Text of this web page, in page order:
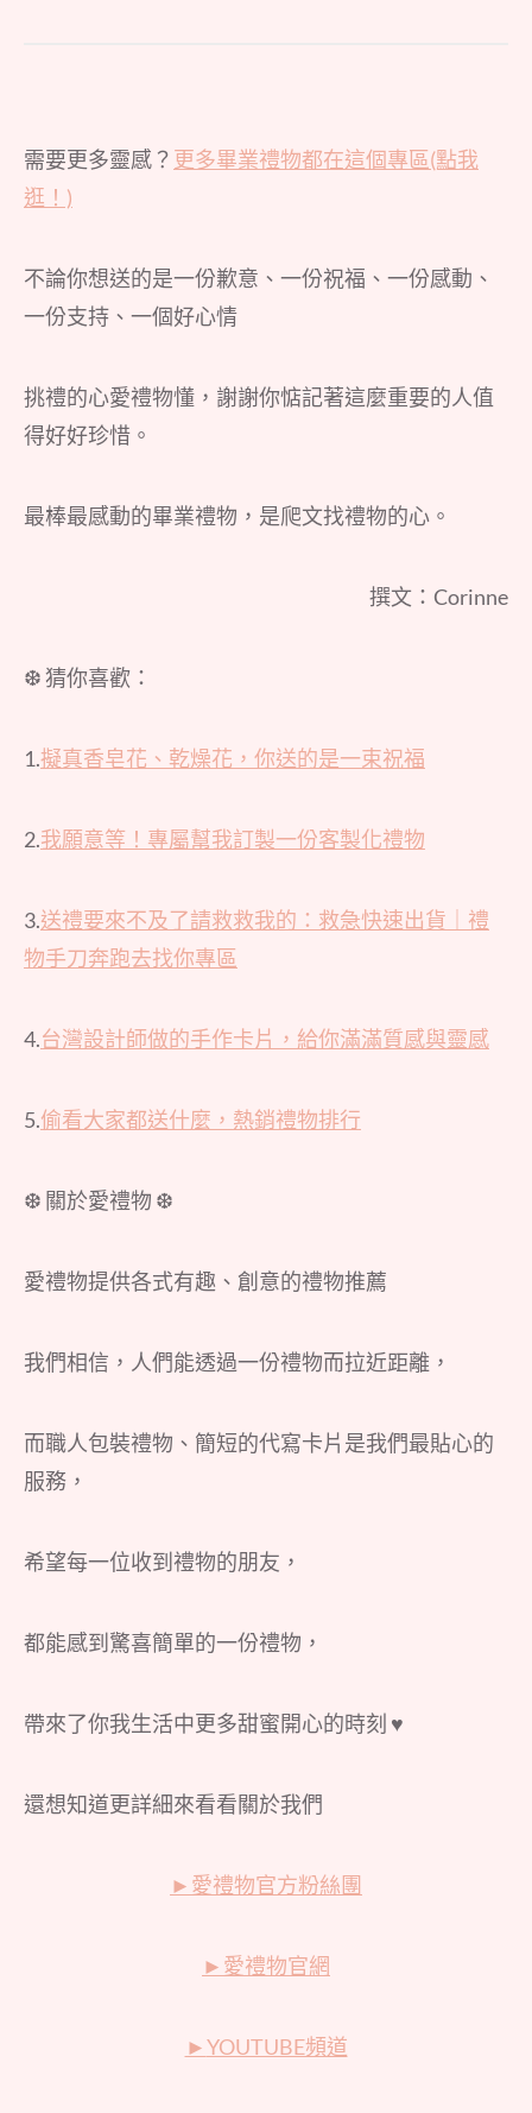
需要更多靈感？ 更多畢業禮物都在這個專區(點我
逛！)
不論你想送的是一份歉意、一份祝福、一份感動、
一份支持、一個好心情
挑禮的心愛禮物懂，謝謝你惦記著這麼重要的人值
得好好珍惜。
最棒最感動的畢業禮物，是爬文找禮物的心。
撰文：Corinne
❆ 猜你喜歡：
1.擬真香皂花、乾燥花，你送的是一束祝福
2.我願意等！專屬幫我訂製一份客製化禮物
3.送禮要來不及了請救救我的：救急快速出貨｜禮
物手刀奔跑去找你專區
4.台灣設計師做的手作卡片，給你滿滿質感與靈感
5.偷看大家都送什麼，熱銷禮物排行
❆ 關於愛禮物 ❆
愛禮物提供各式有趣、創意的禮物推薦
我們相信，人們能透過一份禮物而拉近距離，
而職人包裝禮物、簡短的代寫卡片是我們最貼心的
服務，
希望每一位收到禮物的朋友，
都能感到驚喜簡單的一份禮物，
帶來了你我生活中更多甜蜜開心的時刻 ♥
還想知道更詳細來看看關於我們
► 愛禮物官方粉絲團
► 愛禮物官網
►YOUTUBE頻道